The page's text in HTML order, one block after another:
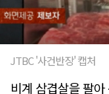
JTBC '사건반장' 캡처
비계 삼겹살을 팔